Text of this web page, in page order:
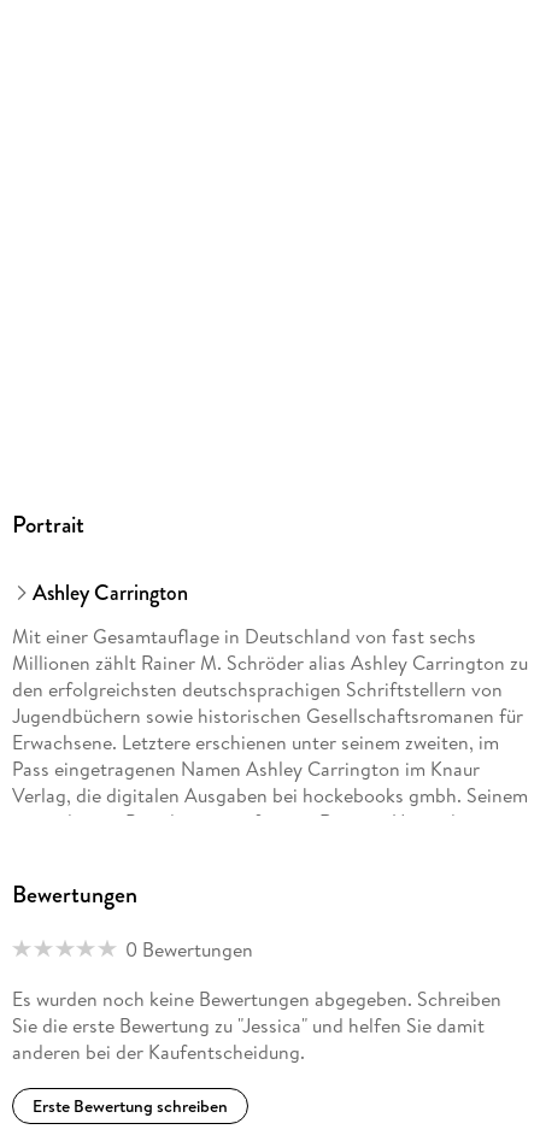
Portrait
Ashley Carrington
Mit einer Gesamtauflage in Deutschland von fast sechs
Millionen zählt Rainer M. Schröder alias Ashley Carrington zu
den erfolgreichsten deutschsprachigen Schriftstellern von
Jugendbüchern sowie historischen Gesellschaftsromanen für
Erwachsene. Letztere erschienen unter seinem zweiten, im
Pass eingetragenen Namen Ashley Carrington im Knaur
Verlag, die digitalen Ausgaben bei hockebooks gmbh. Seinem
unter diesem Pseudonym verfassten Roman »Unter dem
Broschüre »Das 20. Jahrhundert in 100 Romanen« (Stiftung
Romane der Weltliteratur des 20. Jahrhunderts gezählt zu
Florida.
Bewertungen
0 Bewertungen
Es wurden noch keine Bewertungen abgegeben. Schreiben
Sie die erste Bewertung zu "Jessica" und helfen Sie damit
anderen bei der Kaufentscheidung.
Erste Bewertung schreiben